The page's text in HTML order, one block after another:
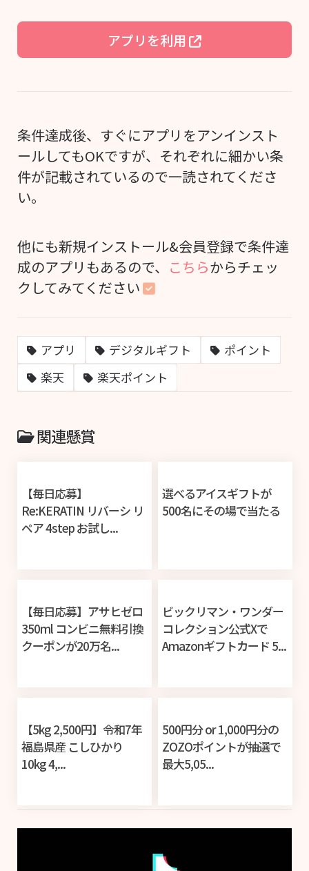
アプリを利用
条件達成後、すぐにアプリをアンインスト
ールしてもOKですが、それぞれに細かい条
件が記載されているので一読されてくださ
い。
他にも新規インストール&会員登録で条件達
成のアプリもあるので、 こちらからチェッ
クしてみてください
アプリ デジタルギフト
ポイント
楽天
楽天ポイント
関連懸賞
【毎日応募】
Re:KERATIN リバーシ リ
ペア 4step お試し...
選べるアイスギフトが
500名にその場で当たる
【毎日応募】アサヒゼロ
350ml コンビニ無料引換
クーポンが20万名...
ビックリマン・ワンダー
コレクション公式Xで
Amazonギフトカード 5...
【5kg 2,500円】令和7年
福島県産 こしひかり
10kg 4,...
500円分 or 1,000円分の
ZOZOポイントが抽選で
最大5,05...